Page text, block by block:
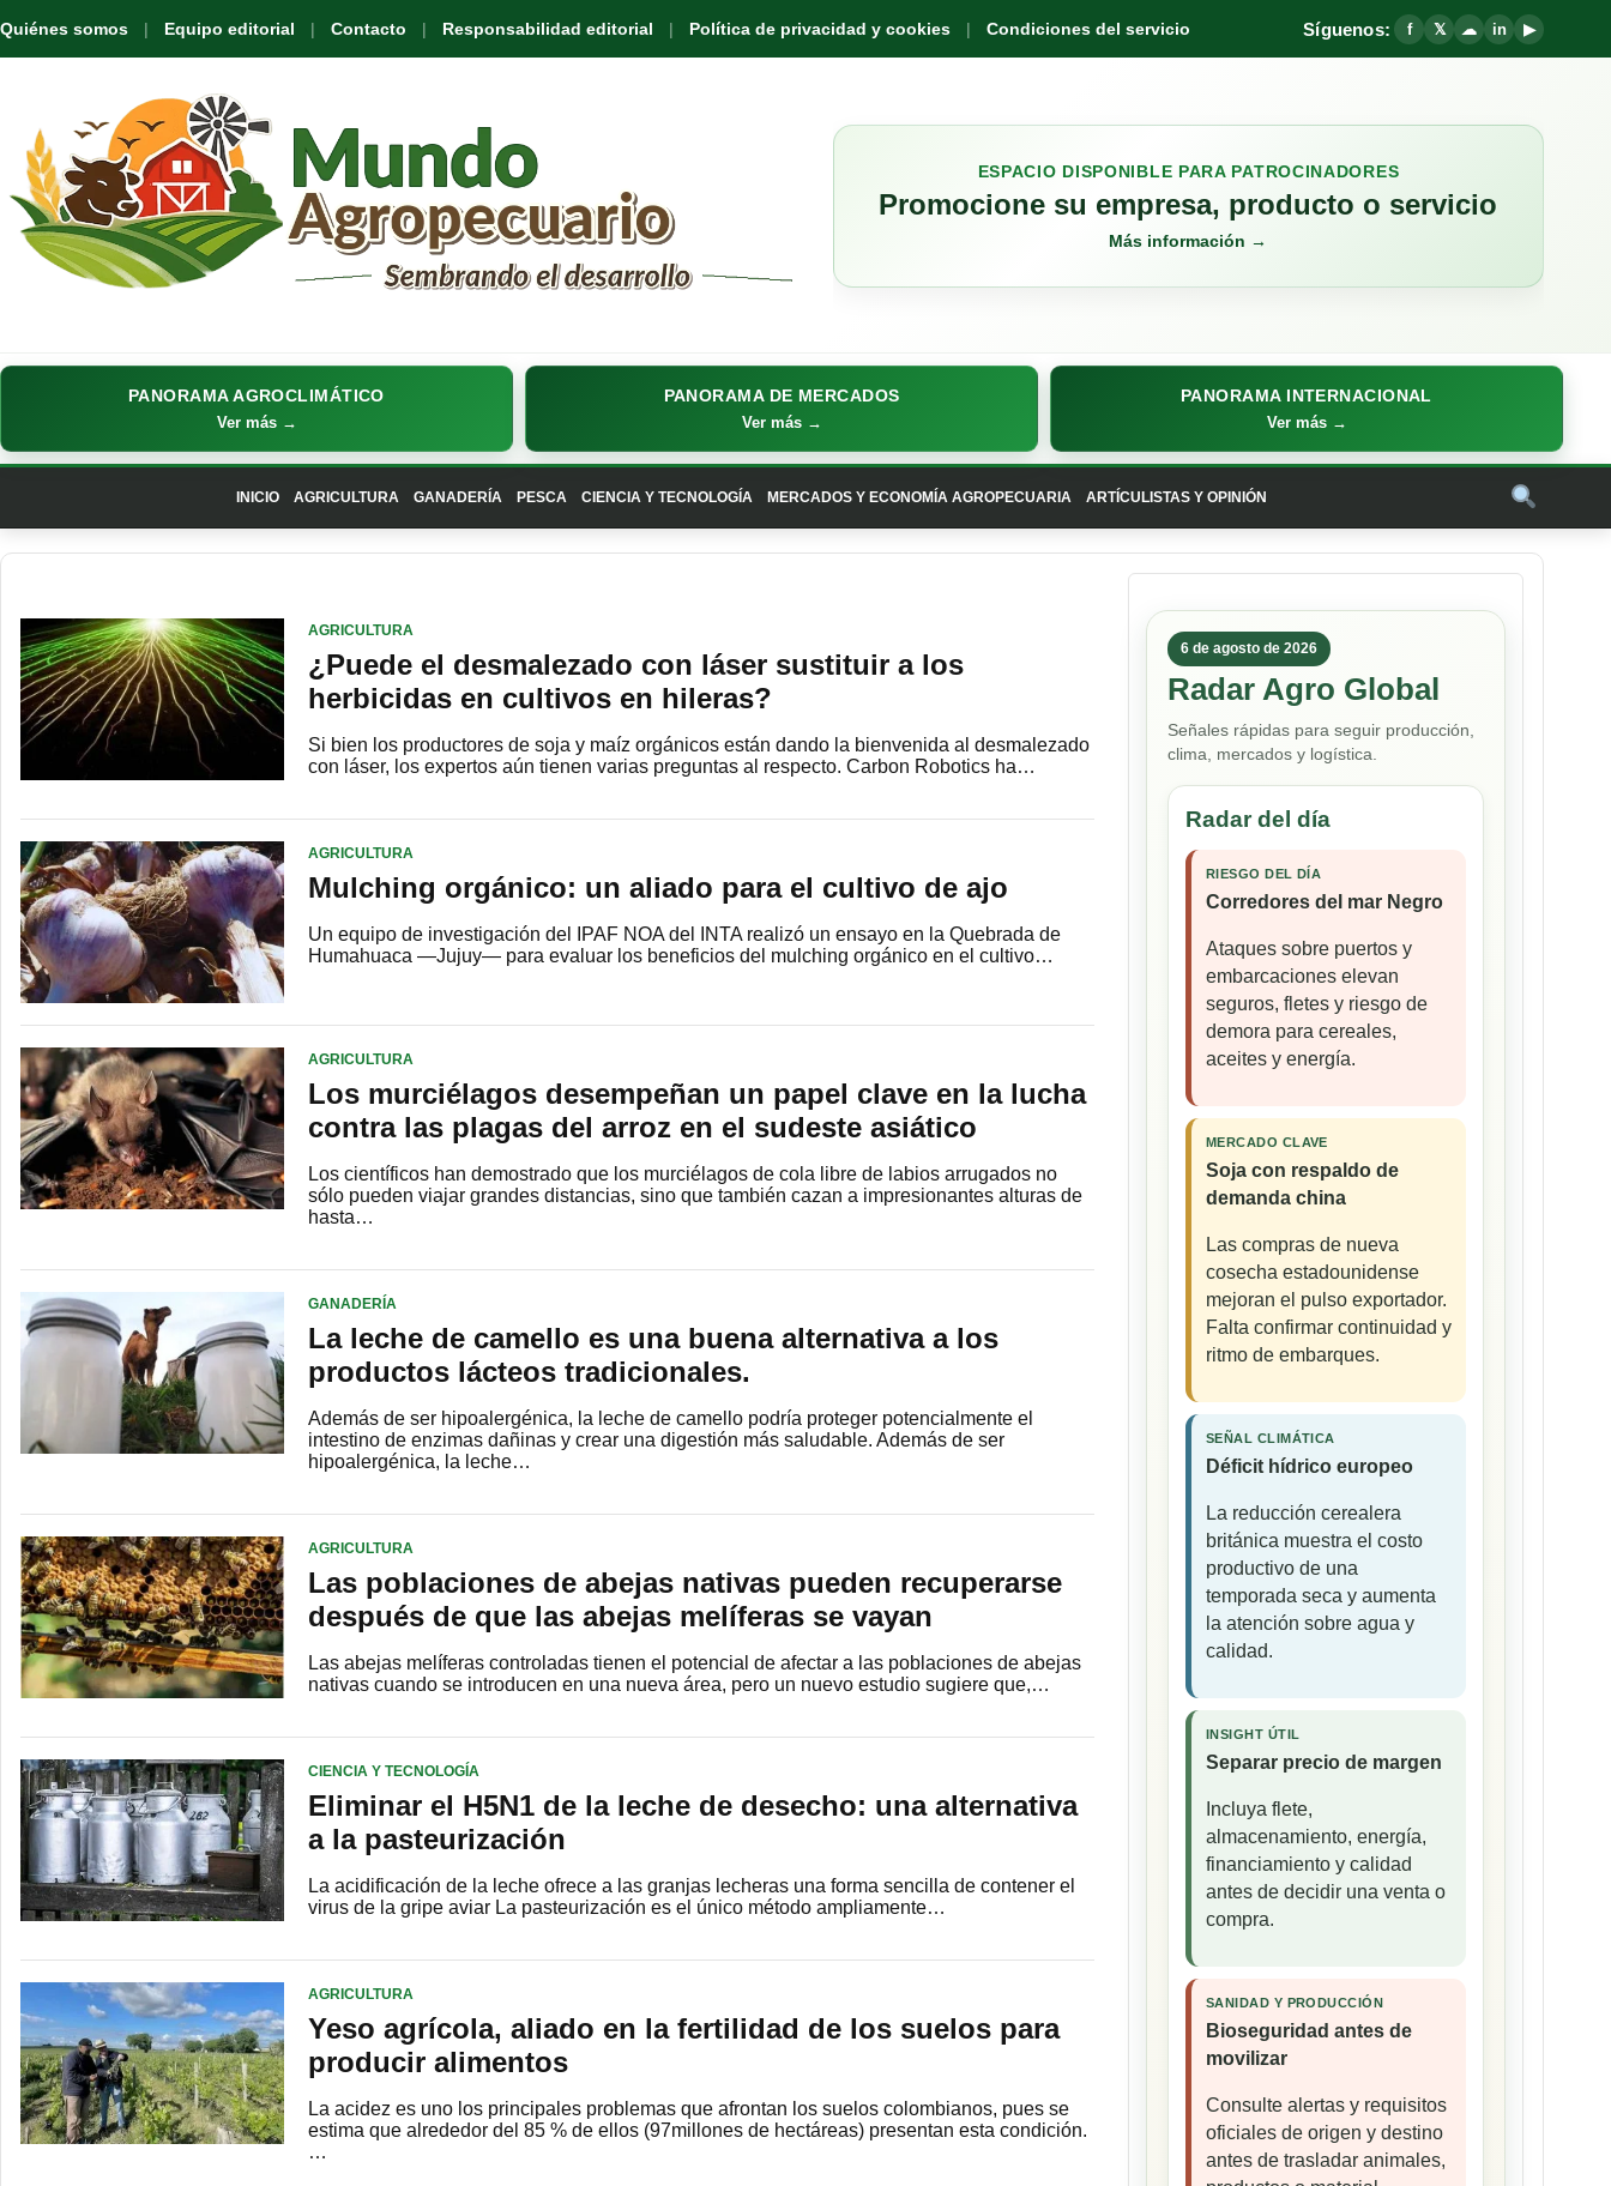
Quiénes somos Equipo editorial Contacto Responsabilidad editorial Política de privacidad y cookies Condiciones del servicio Síguenos: f 𝕏 ☁ in ▶
ESPACIO DISPONIBLE PARA PATROCINADORES
Promocione su empresa, producto o servicio
Más información →
PANORAMA AGROCLIMÁTICO
Ver más →
PANORAMA DE MERCADOS
Ver más →
PANORAMA INTERNACIONAL
Ver más →
INICIO AGRICULTURA GANADERÍA PESCA CIENCIA Y TECNOLOGÍA MERCADOS Y ECONOMÍA AGROPECUARIA ARTÍCULISTAS Y OPINIÓN
AGRICULTURA
¿Puede el desmalezado con láser sustituir a los
herbicidas en cultivos en hileras?
Si bien los productores de soja y maíz orgánicos están dando la bienvenida al desmalezado
con láser, los expertos aún tienen varias preguntas al respecto. Carbon Robotics ha…
AGRICULTURA
Mulching orgánico: un aliado para el cultivo de ajo
Un equipo de investigación del IPAF NOA del INTA realizó un ensayo en la Quebrada de
Humahuaca —Jujuy— para evaluar los beneficios del mulching orgánico en el cultivo…
AGRICULTURA
Los murciélagos desempeñan un papel clave en la lucha
contra las plagas del arroz en el sudeste asiático
Los científicos han demostrado que los murciélagos de cola libre de labios arrugados no
sólo pueden viajar grandes distancias, sino que también cazan a impresionantes alturas de
hasta…
GANADERÍA
La leche de camello es una buena alternativa a los
productos lácteos tradicionales.
Además de ser hipoalergénica, la leche de camello podría proteger potencialmente el
intestino de enzimas dañinas y crear una digestión más saludable. Además de ser
hipoalergénica, la leche…
AGRICULTURA
Las poblaciones de abejas nativas pueden recuperarse
después de que las abejas melíferas se vayan
Las abejas melíferas controladas tienen el potencial de afectar a las poblaciones de abejas
nativas cuando se introducen en una nueva área, pero un nuevo estudio sugiere que,…
CIENCIA Y TECNOLOGÍA
Eliminar el H5N1 de la leche de desecho: una alternativa
a la pasteurización
La acidificación de la leche ofrece a las granjas lecheras una forma sencilla de contener el
virus de la gripe aviar La pasteurización es el único método ampliamente…
AGRICULTURA
Yeso agrícola, aliado en la fertilidad de los suelos para
producir alimentos
La acidez es uno los principales problemas que afrontan los suelos colombianos, pues se
estima que alrededor del 85 % de ellos (97millones de hectáreas) presentan esta condición.
…
6 de agosto de 2026
Radar Agro Global
Señales rápidas para seguir producción,
clima, mercados y logística.
Radar del día
RIESGO DEL DÍA
Corredores del mar Negro
Ataques sobre puertos y
embarcaciones elevan
seguros, fletes y riesgo de
demora para cereales,
aceites y energía.
MERCADO CLAVE
Soja con respaldo de
demanda china
Las compras de nueva
cosecha estadounidense
mejoran el pulso exportador.
Falta confirmar continuidad y
ritmo de embarques.
SEÑAL CLIMÁTICA
Déficit hídrico europeo
La reducción cerealera
británica muestra el costo
productivo de una
temporada seca y aumenta
la atención sobre agua y
calidad.
INSIGHT ÚTIL
Separar precio de margen
Incluya flete,
almacenamiento, energía,
financiamiento y calidad
antes de decidir una venta o
compra.
SANIDAD Y PRODUCCIÓN
Bioseguridad antes de
movilizar
Consulte alertas y requisitos
oficiales de origen y destino
antes de trasladar animales,